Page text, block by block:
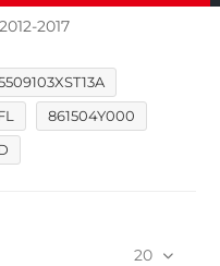
2012-2017
861504Y000
20